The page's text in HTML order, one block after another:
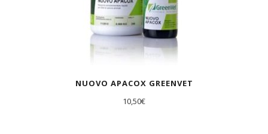
NUOVO APACOX GREENVET
10,50€